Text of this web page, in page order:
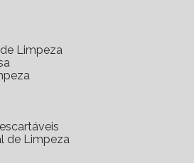
Limpeza
de Limpeza